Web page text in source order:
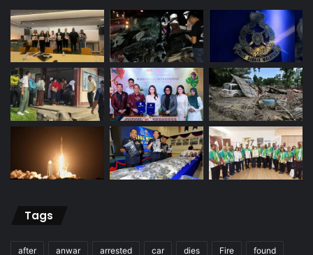
Tags
after anwar arrested car dies Fire found